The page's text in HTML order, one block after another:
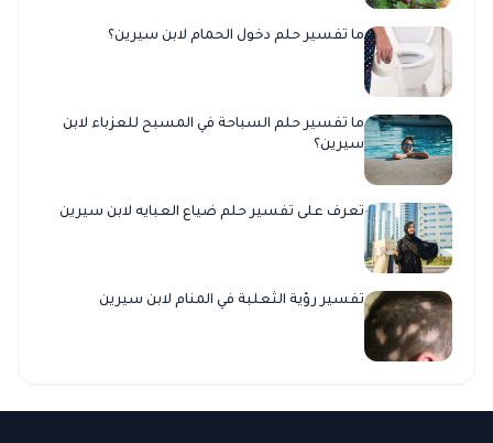
ما تفسير حلم دخول الحمام لابن سيرين؟
ما تفسير حلم السباحة في المسبح للعزباء لابن
سيرين؟
تعرف على تفسير حلم ضياع العبايه لابن سيرين
تفسير رؤية الثعلبة في المنام لابن سيرين